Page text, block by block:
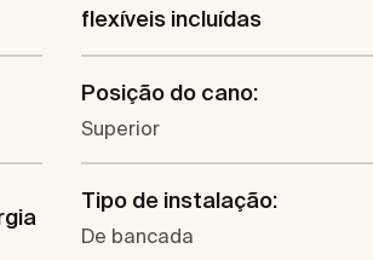
flexíveis incluídas
Posição do cano:
Superior
Tipo de instalação:
De bancada